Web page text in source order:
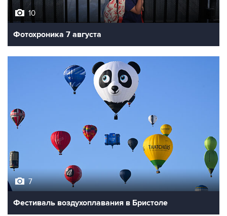
10
Фотохроника 7 августа
7
Фестиваль воздухоплавания в Бристоле